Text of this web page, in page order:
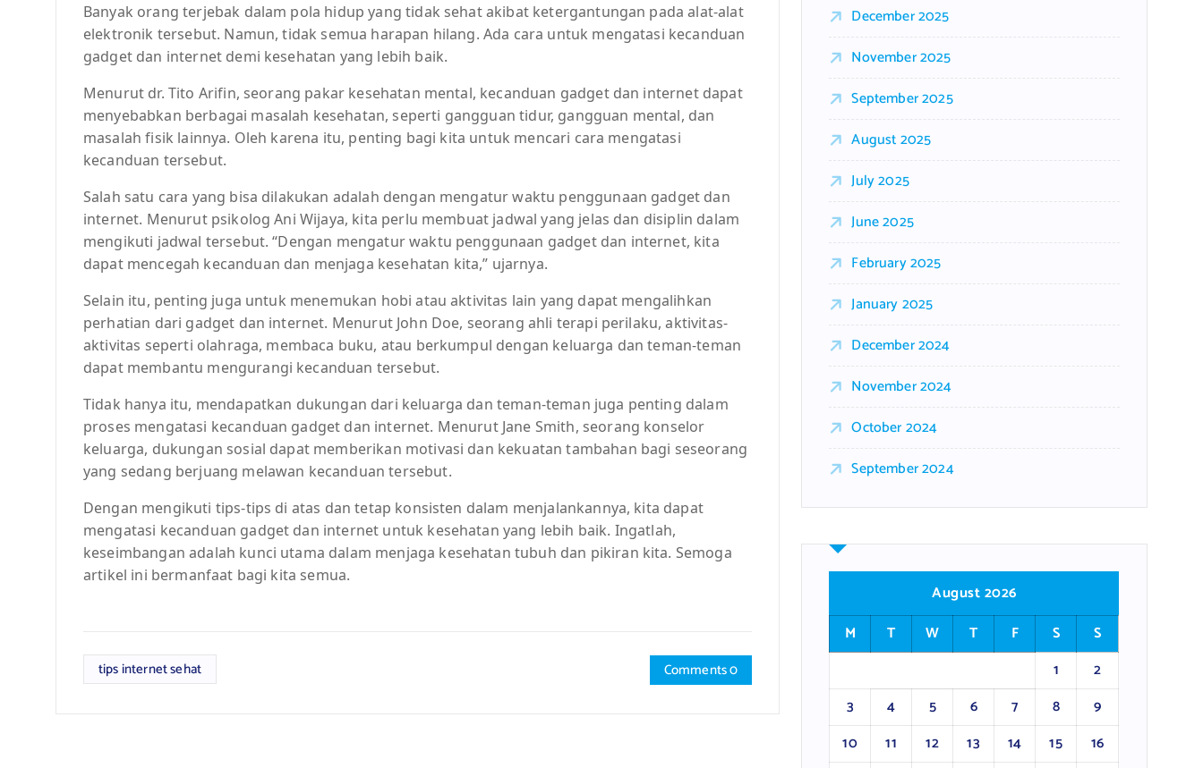
Banyak orang terjebak dalam pola hidup yang tidak sehat akibat ketergantungan pada alat-alat
elektronik tersebut. Namun, tidak semua harapan hilang. Ada cara untuk mengatasi kecanduan
gadget dan internet demi kesehatan yang lebih baik.
Menurut dr. Tito Arifin, seorang pakar kesehatan mental, kecanduan gadget dan internet dapat
menyebabkan berbagai masalah kesehatan, seperti gangguan tidur, gangguan mental, dan
masalah fisik lainnya. Oleh karena itu, penting bagi kita untuk mencari cara mengatasi
kecanduan tersebut.
Salah satu cara yang bisa dilakukan adalah dengan mengatur waktu penggunaan gadget dan
internet. Menurut psikolog Ani Wijaya, kita perlu membuat jadwal yang jelas dan disiplin dalam
mengikuti jadwal tersebut. “Dengan mengatur waktu penggunaan gadget dan internet, kita
dapat mencegah kecanduan dan menjaga kesehatan kita,” ujarnya.
Selain itu, penting juga untuk menemukan hobi atau aktivitas lain yang dapat mengalihkan
perhatian dari gadget dan internet. Menurut John Doe, seorang ahli terapi perilaku, aktivitas-
aktivitas seperti olahraga, membaca buku, atau berkumpul dengan keluarga dan teman-teman
dapat membantu mengurangi kecanduan tersebut.
Tidak hanya itu, mendapatkan dukungan dari keluarga dan teman-teman juga penting dalam
proses mengatasi kecanduan gadget dan internet. Menurut Jane Smith, seorang konselor
keluarga, dukungan sosial dapat memberikan motivasi dan kekuatan tambahan bagi seseorang
yang sedang berjuang melawan kecanduan tersebut.
Dengan mengikuti tips-tips di atas dan tetap konsisten dalam menjalankannya, kita dapat
mengatasi kecanduan gadget dan internet untuk kesehatan yang lebih baik. Ingatlah,
keseimbangan adalah kunci utama dalam menjaga kesehatan tubuh dan pikiran kita. Semoga
artikel ini bermanfaat bagi kita semua.
tips internet sehat Comments 0
December 2025
November 2025
September 2025
August 2025
July 2025
June 2025
February 2025
January 2025
December 2024
November 2024
October 2024
September 2024
August 2026
M
T W T F S
S
1
2
3
4 5 6 7 8
9
10
11 12 13 14 15
16